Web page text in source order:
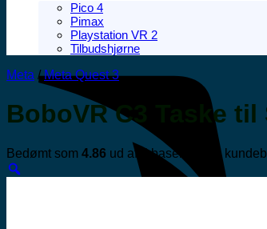
Pico 4
Pimax
Playstation VR 2
Tilbudshjørne
Meta / Meta Quest 3
BoboVR C3 Taske til
Bedømt som 4.86 ud af 5 baseret på 7